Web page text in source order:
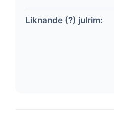
Liknande (?) julrim: